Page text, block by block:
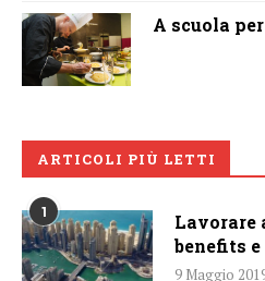
A scuola
ARTICOLI PIÙ LETTI
1
Lavorare
benefits
9 Maggio